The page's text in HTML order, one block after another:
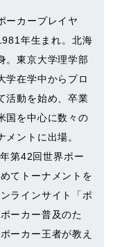
ーカープレイヤ
年生まれ。北海
。東京大学理学部
学在学中からプロ
活動を始め、卒業
国を中心に数々の
メントに出場。
第42回世界ポー
てトーナメントを
ラインサイト「ポ
ーカー普及のた
ーカー王者が教え